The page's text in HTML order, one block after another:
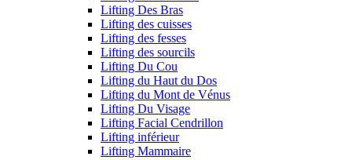
Lifting Des Bras
Lifting des cuisses
Lifting des fesses
Lifting des sourcils
Lifting Du Cou
Lifting du Haut du Dos
Lifting du Mont de Vénus
Lifting Du Visage
Lifting Facial Cendrillon
Lifting inférieur
Lifting Mammaire